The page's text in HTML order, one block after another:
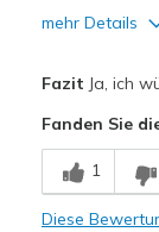
mehr Details
Breathe Well
Comfortable
Fazit Ja, ich
Fanden Sie
1
Diese